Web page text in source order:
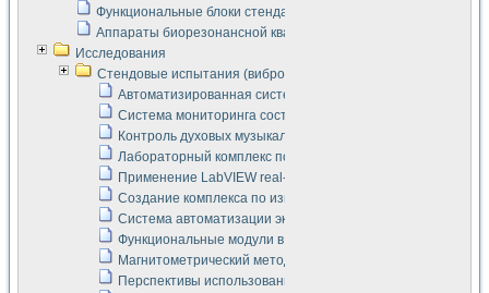
Функциональные блоки стенда "Сигнал-USB"
Аппараты биорезонансной квантовой терапии серии СКАН
Исследования
Стендовые испытания (виброакустика, тензометрия и т.п.)
Автоматизированная система измерения параметров
Система мониторинга состояния тяговых
Контроль духовых музыкальных инструментов
Лабораторный комплекс по исследованию элементной
Применение LabVIEW real-time module для
Создание комплекса по измерению скорости подвижного
Система автоматизации экспериментальных
Функциональные модули в стандарте Nl SCXI для
Магнитометрический метод в дефектоскопии сварных
Перспективы использования машинного зрения в